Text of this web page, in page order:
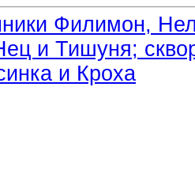
Филимон,
и Тишуня;
и Кроха